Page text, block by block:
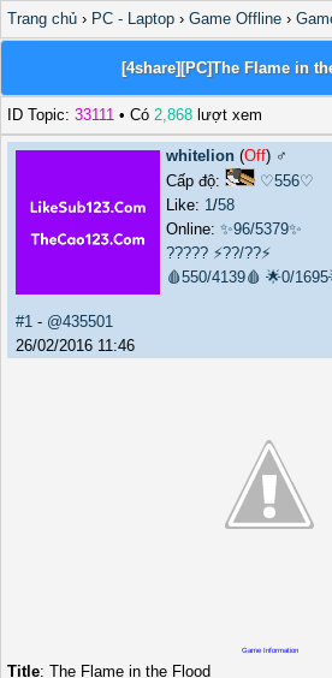
Trang chủ › PC - Laptop › Game Offline ›
[4share][PC]The Flame in
ID Topic: 33111 • Có 2,868 lượt xem
whitelion (Off) ♂️
Cấp độ:
♡556♡
Like: 1/58
Online: ✨96/5379✨
????? ⚡??/??⚡
🩸550/4139🩸 🌟0/
#1 - @435501
26/02/2016 11:46
Game Information
Title: The Flame in the Flood